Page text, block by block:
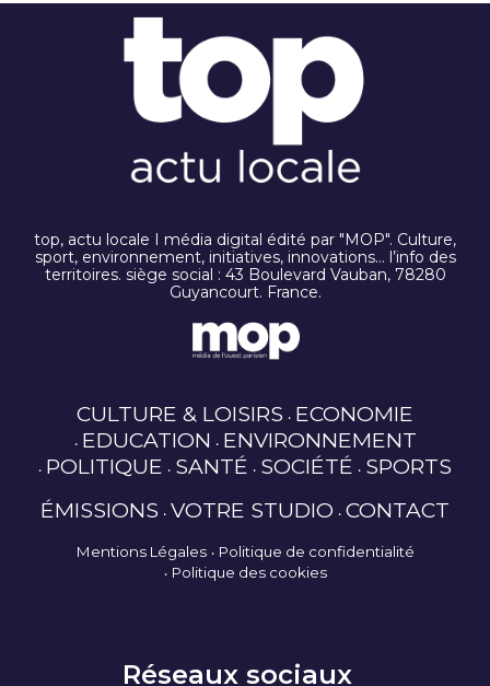
top, actu locale I média digital édité par "MOP". Culture,
sport, environnement, initiatives, innovations… l’info des
territoires. siège social : 43 Boulevard Vauban, 78280
Guyancourt. France.
CULTURE & LOISIRS ECONOMIE
EDUCATION ENVIRONNEMENT
POLITIQUE SANTÉ SOCIÉTÉ SPORTS
ÉMISSIONS VOTRE STUDIO CONTACT
Mentions Légales
Politique de confidentialité
Politique des cookies
Réseaux sociaux